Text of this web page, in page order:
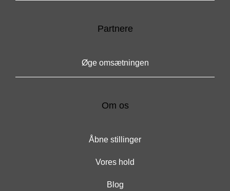
Partnere
Øge omsætningen
Om os
Åbne stillinger
Vores hold
Blog